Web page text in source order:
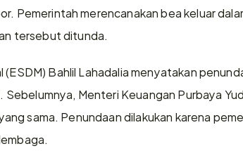
Pemerintah merencanakan bea keluar
tersebut ditunda.
Bahlil Lahadalia menyatakan
Sebelumnya, Menteri Keuangan Purbaya
sama. Penundaan dilakukan karena